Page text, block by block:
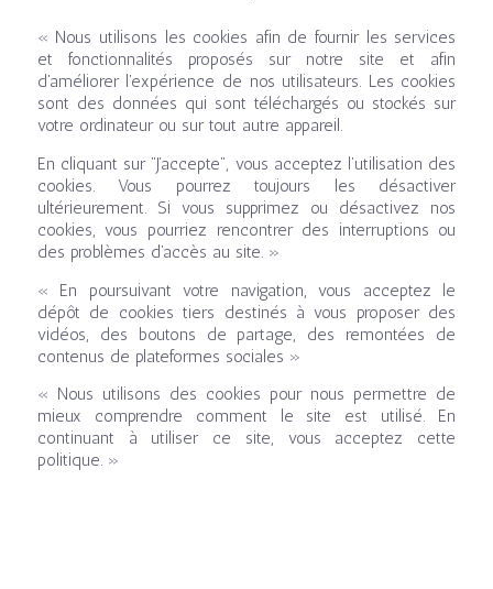
« Nous utilisons les cookies afin de fournir les services
et fonctionnalités proposés sur notre site et afin
d’améliorer l’expérience de nos utilisateurs. Les cookies
sont des données qui sont téléchargés ou stockés sur
votre ordinateur ou sur tout autre appareil.
En cliquant sur ”J’accepte”, vous acceptez l’utilisation des
cookies. Vous pourrez toujours les désactiver
ultérieurement. Si vous supprimez ou désactivez nos
cookies, vous pourriez rencontrer des interruptions ou
des problèmes d’accès au site. »
« En poursuivant votre navigation, vous acceptez le
dépôt de cookies tiers destinés à vous proposer des
vidéos, des boutons de partage, des remontées de
contenus de plateformes sociales »
« Nous utilisons des cookies pour nous permettre de
mieux comprendre comment le site est utilisé. En
continuant à utiliser ce site, vous acceptez cette
politique. »